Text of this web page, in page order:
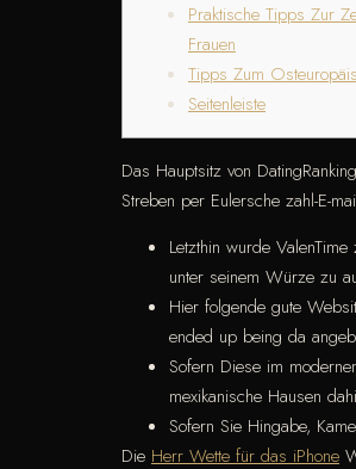
Praktische Tipps Zur
Frauen
Tipps Zum
Seitenleiste
Das Hauptsitz von
Streben per Eulersche zahl-E-
Letzthin wurde
unter seinem Würze zu
Hier folgende gute
ended up being da
Sofern Diese im
mexikanische Hausen
Sofern Sie Hingabe,
Die Herr Wette für das iPhone